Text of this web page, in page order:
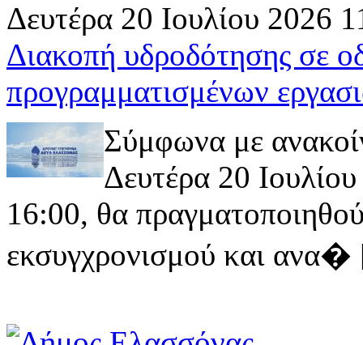
Δευτέρα 20 Ιουλίου 2026
Διακοπή υδροδότησης σε
προγραμματισμένων
Σύμφωνα με
Δευτέρα 20
16:00, θα
εκσυγχρονισμού και